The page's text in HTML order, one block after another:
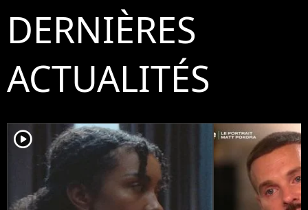
DERNIÈRES
ACTUALITÉS
player2